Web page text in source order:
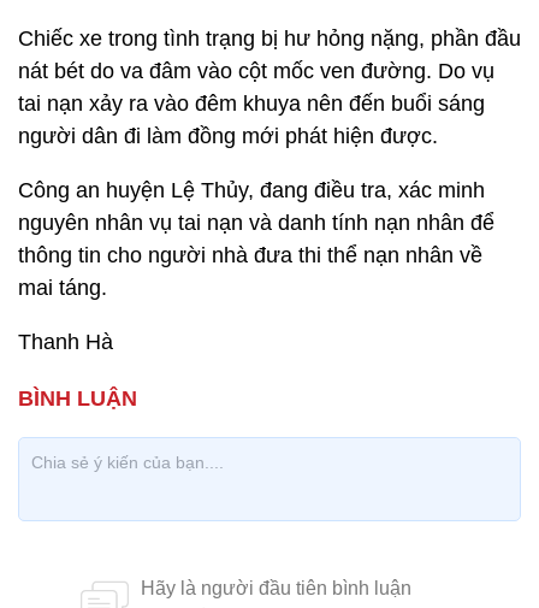
Chiếc xe trong tình trạng bị hư hỏng nặng, phần đầu
nát bét do va đâm vào cột mốc ven đường. Do vụ
tai nạn xảy ra vào đêm khuya nên đến buổi sáng
người dân đi làm đồng mới phát hiện được.
Công an huyện Lệ Thủy, đang điều tra, xác minh
nguyên nhân vụ tai nạn và danh tính nạn nhân để
thông tin cho người nhà đưa thi thể nạn nhân về
mai táng.
Thanh Hà